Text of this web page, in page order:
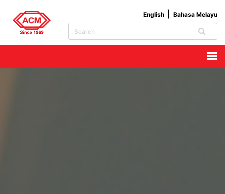
English Bahasa Melayu